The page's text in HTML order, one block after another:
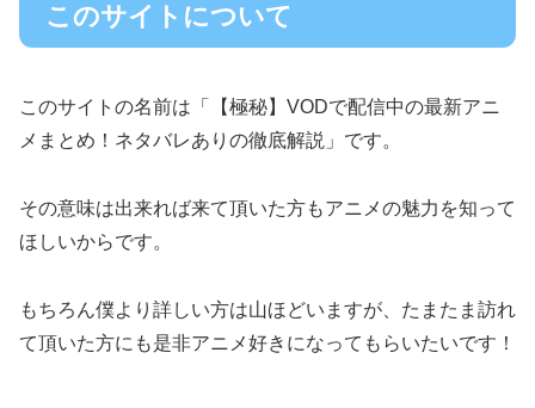
このサイトについて
このサイトの名前は「【極秘】VODで配信中の最新アニ
メまとめ！ネタバレありの徹底解説」です。
その意味は出来れば来て頂いた方もアニメの魅力を知って
ほしいからです。
もちろん僕より詳しい方は山ほどいますが、たまたま訪れ
て頂いた方にも是非アニメ好きになってもらいたいです！